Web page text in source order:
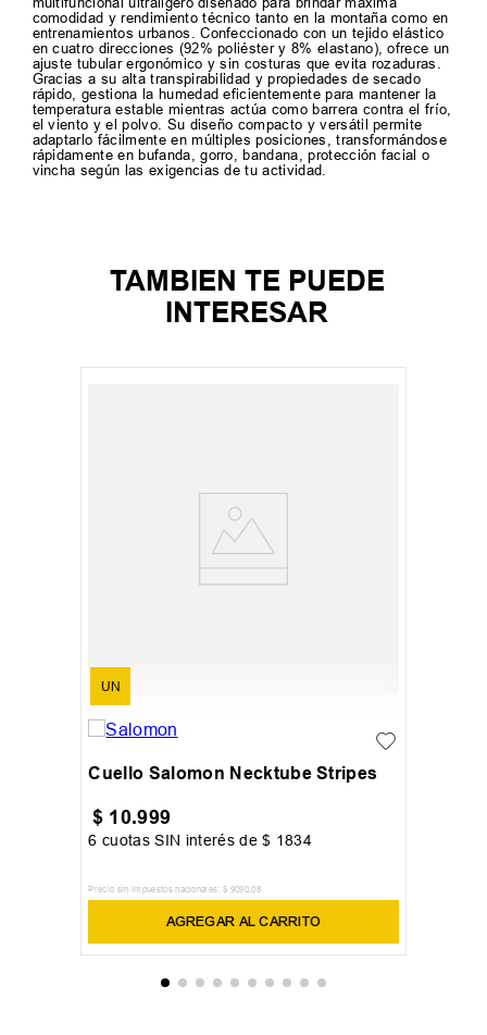
comodidad y rendimiento técnico tanto en la montaña como en
entrenamientos urbanos. Confeccionado con un tejido elástico
en cuatro direcciones (92% poliéster y 8% elastano), ofrece un
ajuste tubular ergonómico y sin costuras que evita rozaduras.
Gracias a su alta transpirabilidad y propiedades de secado
rápido, gestiona la humedad eficientemente para mantener la
temperatura estable mientras actúa como barrera contra el frío,
el viento y el polvo. Su diseño compacto y versátil permite
adaptarlo fácilmente en múltiples posiciones, transformándose
rápidamente en bufanda, gorro, bandana, protección facial o
vincha según las exigencias de tu actividad.
TAMBIEN TE PUEDE
INTERESAR
UN
Cuello Salomon Necktube Stripes
$ 10.999
6 cuotas SIN interés de$ 1834
Precio sin impuestos nacionales: $ 9090,08
AGREGAR AL CARRITO